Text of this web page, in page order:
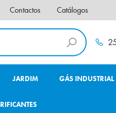
Contactos Catálogos
JARDIM GÁS INDUSTRIAL